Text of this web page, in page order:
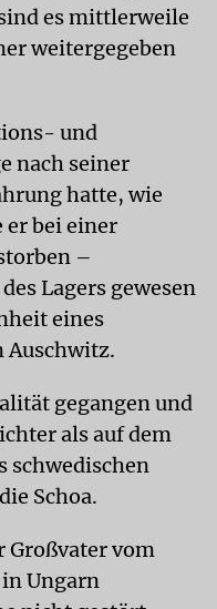
es mittlerweile
weitergegeben
und
nach seiner
hatte, wie
bei einer
–
Lagers gewesen
eines
Auschwitz.
gegangen und
als auf dem
schwedischen
Schoa.
Großvater vom
Ungarn